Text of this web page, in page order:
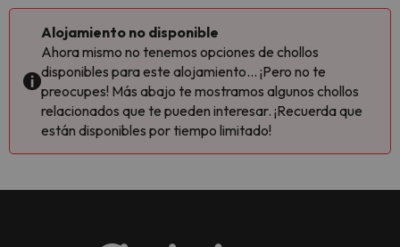
Alojamiento no disponible
Ahora mismo no tenemos opciones de chollos
disponibles para este alojamiento... ¡Pero no te
preocupes! Más abajo te mostramos algunos chollos
relacionados que te pueden interesar. ¡Recuerda que
están disponibles por tiempo limitado!